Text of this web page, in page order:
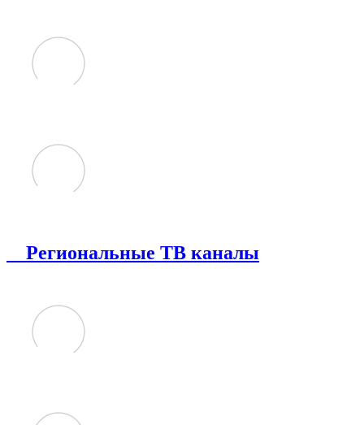
Региональные ТВ каналы